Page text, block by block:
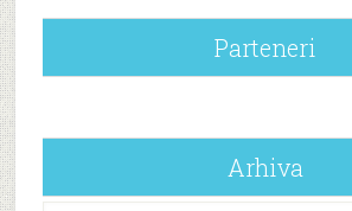
Parteneri
Arhiva